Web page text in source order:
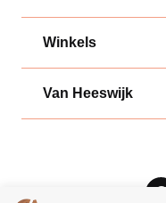
Winkels
Van Heeswijk